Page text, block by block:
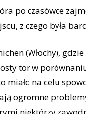
po czasówce
z czego była
(Włochy),
tor w porównaniu
miało na celu
ogromne